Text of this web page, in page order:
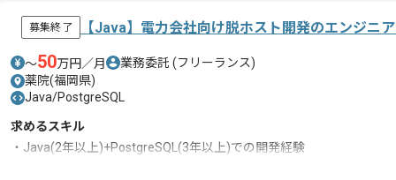
募集終了 【Java】電力会社向け脱ホスト開発のエンジニ
〜50万円／月 業務委託 (フリーランス)
薬院(福岡県)
Java/PostgreSQL
求めるスキル
・Java(2年以上)+PostgreSQL(3年以上)での開発経験